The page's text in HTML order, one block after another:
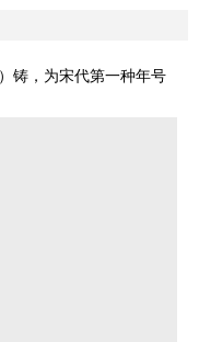
铸，为宋代第一种年号